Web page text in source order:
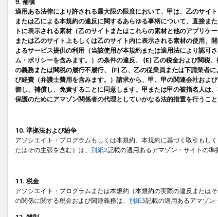
9. 補償
適用ある法律により許される最大限の限度において、甲は、乙のサイ
または乙による本規約の違反に関するあらゆる事柄について、直接ま
トに表示される素材（乙のサイトまたはこれらの素材と他のアプリ
または乙のサイト上もしくは乙のサイト内に表示される素材の使用、
よるサービス提供の利用（当該使用が本規約または適用法により認可
ム・ポリシーを含みます。）の条件の違反、 (E) 乙の税金および関税
の義務または関税の履行不履行、 (F) 乙、乙の従業員または下請業者
び経費（弁護士費用を含みます。）請求から、甲、甲の関連会社およ
御し、補償し、免責することに同意します。甲または甲の被指名人は
保護のためにアマゾン関係者の代理としていかなる法的措置を行うこ
10. 準拠法および紛争
アソシエイト・プログラムもしくは本規約、本規約に基づく取引もし
たはその主張を含む）は、 別紙2記載の適用あるアマゾン・サイトの
11. 税金
アソシエイト・プログラムまたは本規約（本規約の実際の違反または
の関係に関する税金および関連義務は、 別紙3記載の適用あるアマゾン